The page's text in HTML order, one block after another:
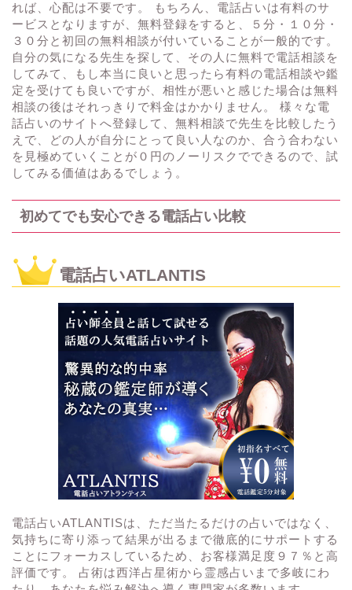
れば、心配は不要です。 もちろん、電話占いは有料のサ
ービスとなりますが、無料登録をすると、５分・１０分・
３０分と初回の無料相談が付いていることが一般的です。
自分の気になる先生を探して、その人に無料で電話相談を
してみて、もし本当に良いと思ったら有料の電話相談や鑑
定を受けても良いですが、相性が悪いと感じた場合は無料
相談の後はそれっきりで料金はかかりません。 様々な電
話占いのサイトへ登録して、無料相談で先生を比較したう
えで、どの人が自分にとって良い人なのか、合う合わない
を見極めていくことが０円のノーリスクでできるので、試
してみる価値はあるでしょう。
初めてでも安心できる電話占い比較
電話占いATLANTIS
電話占いATLANTISは、ただ当たるだけの占いではなく、
気持ちに寄り添って結果が出るまで徹底的にサポートする
ことにフォーカスしているため、お客様満足度９７％と高
評価です。 占術は西洋占星術から霊感占いまで多岐にわ